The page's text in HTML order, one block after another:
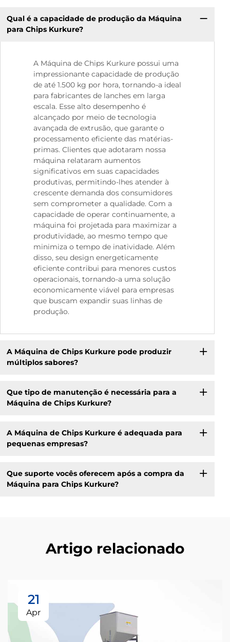
Qual é a capacidade de produção da Máquina
para Chips Kurkure?
A Máquina de Chips Kurkure possui uma
impressionante capacidade de produção
de até 1.500 kg por hora, tornando-a ideal
para fabricantes de lanches em larga
escala. Esse alto desempenho é
alcançado por meio de tecnologia
avançada de extrusão, que garante o
processamento eficiente das matérias-
primas. Clientes que adotaram nossa
máquina relataram aumentos
significativos em suas capacidades
produtivas, permitindo-lhes atender à
crescente demanda dos consumidores
sem comprometer a qualidade. Com a
capacidade de operar continuamente, a
máquina foi projetada para maximizar a
produtividade, ao mesmo tempo que
minimiza o tempo de inatividade. Além
disso, seu design energeticamente
eficiente contribui para menores custos
operacionais, tornando-a uma solução
economicamente viável para empresas
que buscam expandir suas linhas de
produção.
A Máquina de Chips Kurkure pode produzir
múltiplos sabores?
Que tipo de manutenção é necessária para a
Máquina de Chips Kurkure?
A Máquina de Chips Kurkure é adequada para
pequenas empresas?
Que suporte vocês oferecem após a compra da
Máquina para Chips Kurkure?
Artigo relacionado
21
Apr